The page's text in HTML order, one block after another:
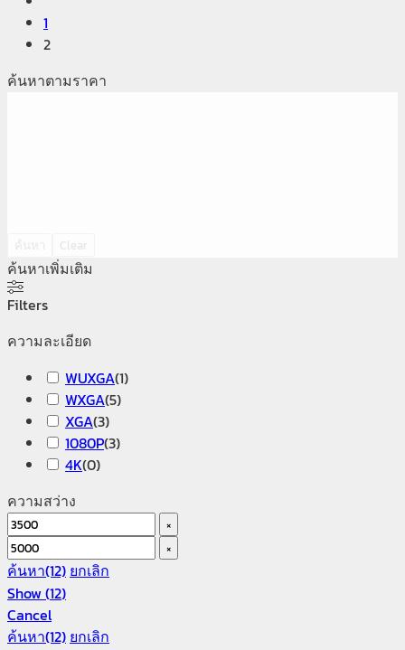
1
2
ค้นหาตามราคา
ค้นหาเพิ่มเติม
Filters
ความละเอียด
WUXGA(1)
WXGA(5)
XGA(3)
1080P(3)
4K(0)
ความสว่าง
×
×
ค้นหา(12) ยกเลิก
Show(12)
Cancel
ค้นหา(12) ยกเลิก